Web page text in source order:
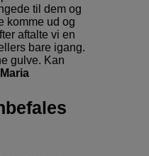
til dem og
komme ud og
aftalte vi en
bare igang.
gulve. Kan